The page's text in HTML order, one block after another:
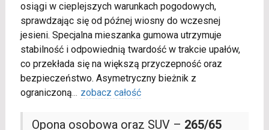
osiągi w cieplejszych warunkach pogodowych,
sprawdzając się od późnej wiosny do wczesnej
jesieni. Specjalna mieszanka gumowa utrzymuje
stabilność i odpowiednią twardość w trakcie upałów,
co przekłada się na większą przyczepność oraz
bezpieczeństwo. Asymetryczny bieżnik z
ograniczoną... zobacz całość
Opona osobowa oraz SUV – 265/65